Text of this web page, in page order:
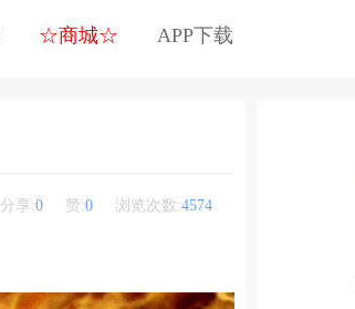
☆商城☆ APP下载
浏览次数:4574
赞:0
分享:0